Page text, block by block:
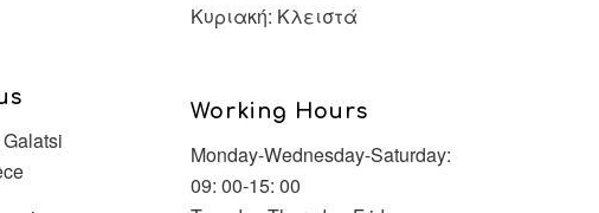
Κυριακή: Κλειστά
Working Hours
Monday-Wednesday-Saturday:
09: 00-15: 00